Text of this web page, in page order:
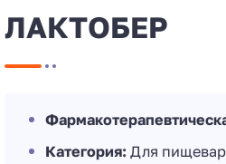
ЛАКТОБЕР
Категория: Для